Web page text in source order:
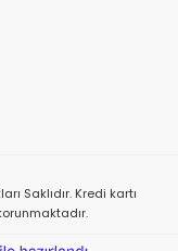
Saklıdır. Kredi kartı